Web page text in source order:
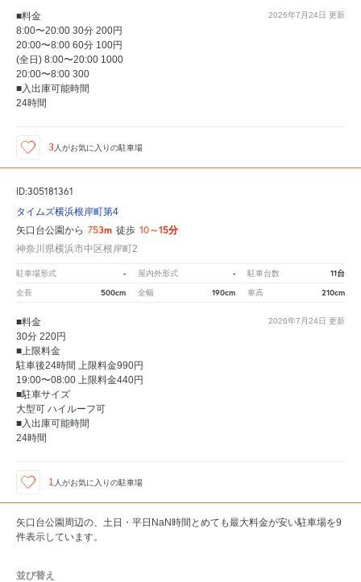
2026年7月24日 更新
■料金
8:00〜20:00 30分 200円
20:00〜8:00 60分 100円
(全日) 8:00〜20:00 1000
20:00〜8:00 300
■入出庫可能時間
24時間
3 人がお気に入りの駐車場
ID:305181361
タイムズ横浜根岸町第4
矢口台公園から 753m 徒歩 10～15分
神奈川県横浜市中区根岸町2
駐車場形式 - 屋内外形式 - 駐車台数 11台
全長 500cm 全幅 190cm 車高 210cm
2026年7月24日 更新
■料金
30分 220円
■上限料金
駐車後24時間 上限料金990円
19:00〜08:00 上限料金440円
■駐車サイズ
大型可 ハイルーフ可
■入出庫可能時間
24時間
1 人がお気に入りの駐車場
矢口台公園周辺の、土日・平日NaN時間とめても最大料金が安い駐車場を9
件表示しています。
並び替え